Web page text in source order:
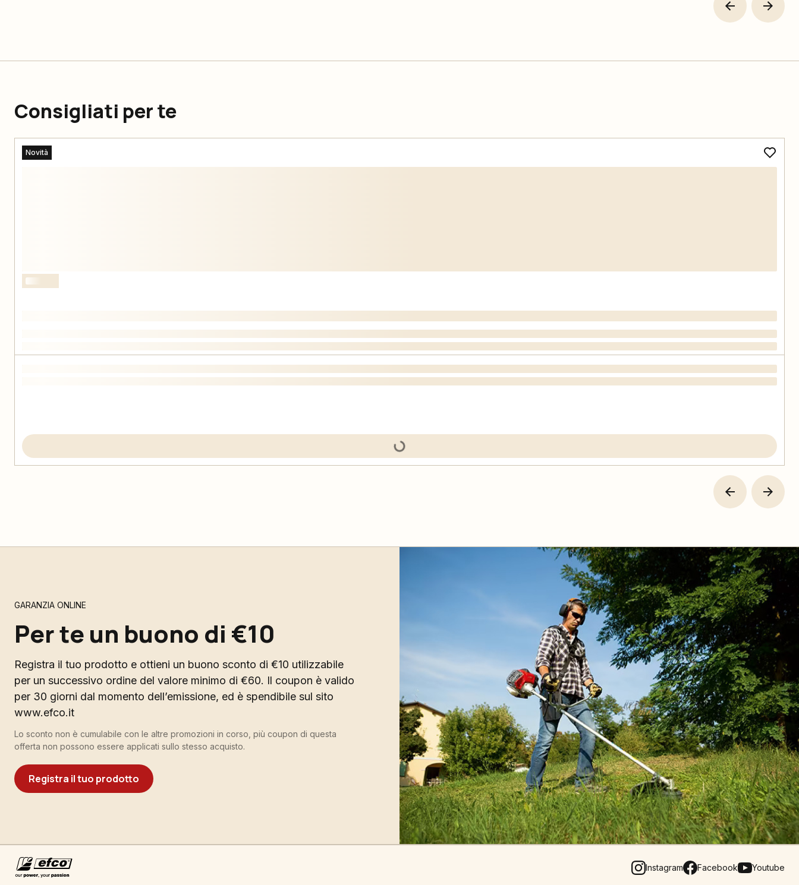
Consigliati per te
Novità
GARANZIA ONLINE
Per te un buono di €10
Registra il tuo prodotto e ottieni un buono sconto di €10 utilizzabile
per un successivo ordine del valore minimo di €60. Il coupon è valido
per 30 giorni dal momento dell’emissione, ed è spendibile sul sito
www.efco.it
Lo sconto non è cumulabile con le altre promozioni in corso, più coupon di questa
offerta non possono essere applicati sullo stesso acquisto.
Registra il tuo prodotto
Instagram Facebook Youtube